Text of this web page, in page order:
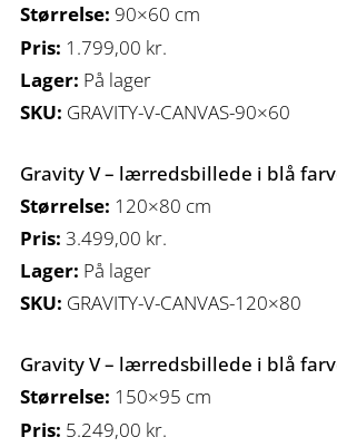
Størrelse: 90×60 cm
Pris: 1.799,00 kr.
Lager: På lager
SKU: GRAVITY-V-CANVAS-90×60
Gravity V – lærredsbillede i blå
Størrelse: 120×80 cm
Pris: 3.499,00 kr.
Lager: På lager
SKU: GRAVITY-V-CANVAS-120×80
Gravity V – lærredsbillede i blå
Størrelse: 150×95 cm
Pris: 5.249,00 kr.